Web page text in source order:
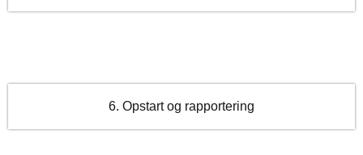
6. Opstart og rapportering